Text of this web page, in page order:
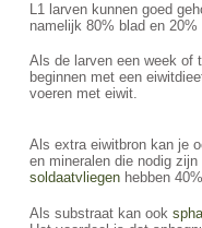
L1 larven kunnen goed
namelijk 80% blad en
Als de larven een week of
beginnen met een
voeren met eiwit.
Als extra eiwitbron kan je
en mineralen die nodig
soldaatvliegen hebben
Als substraat kan ook